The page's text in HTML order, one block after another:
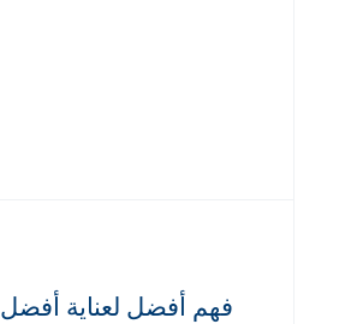
فهم أفضل لعناية أفضل